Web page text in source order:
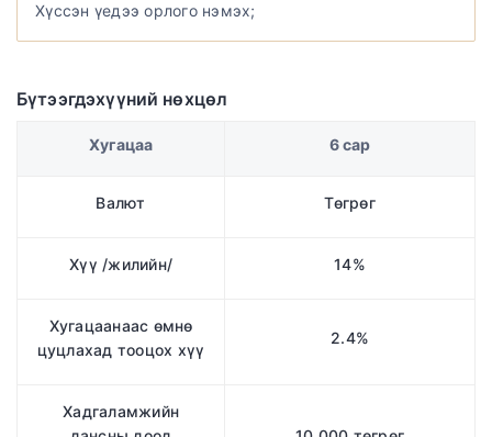
Хүссэн үедээ орлого нэмэх;
Бүтээгдэхүүний нөхцөл
Хугацаа 6 сар
Валют Төгрөг
Хүү /жилийн/ 14%
Хугацаанаас өмнө
цуцлахад тооцох хүү
2.4%
Хадгаламжийн